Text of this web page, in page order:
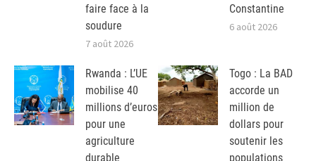
faire face à la
soudure
7 août 2026
Constantine
6 août 2026
Rwanda : L’UE
mobilise 40
millions d’euros
pour une
agriculture
durable
Togo : La BAD
accorde un
million de
dollars pour
soutenir les
populations